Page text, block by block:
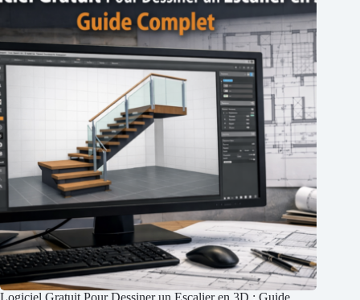
Logiciel Gratuit Pour Dessiner un Escalier en 3D : Guide